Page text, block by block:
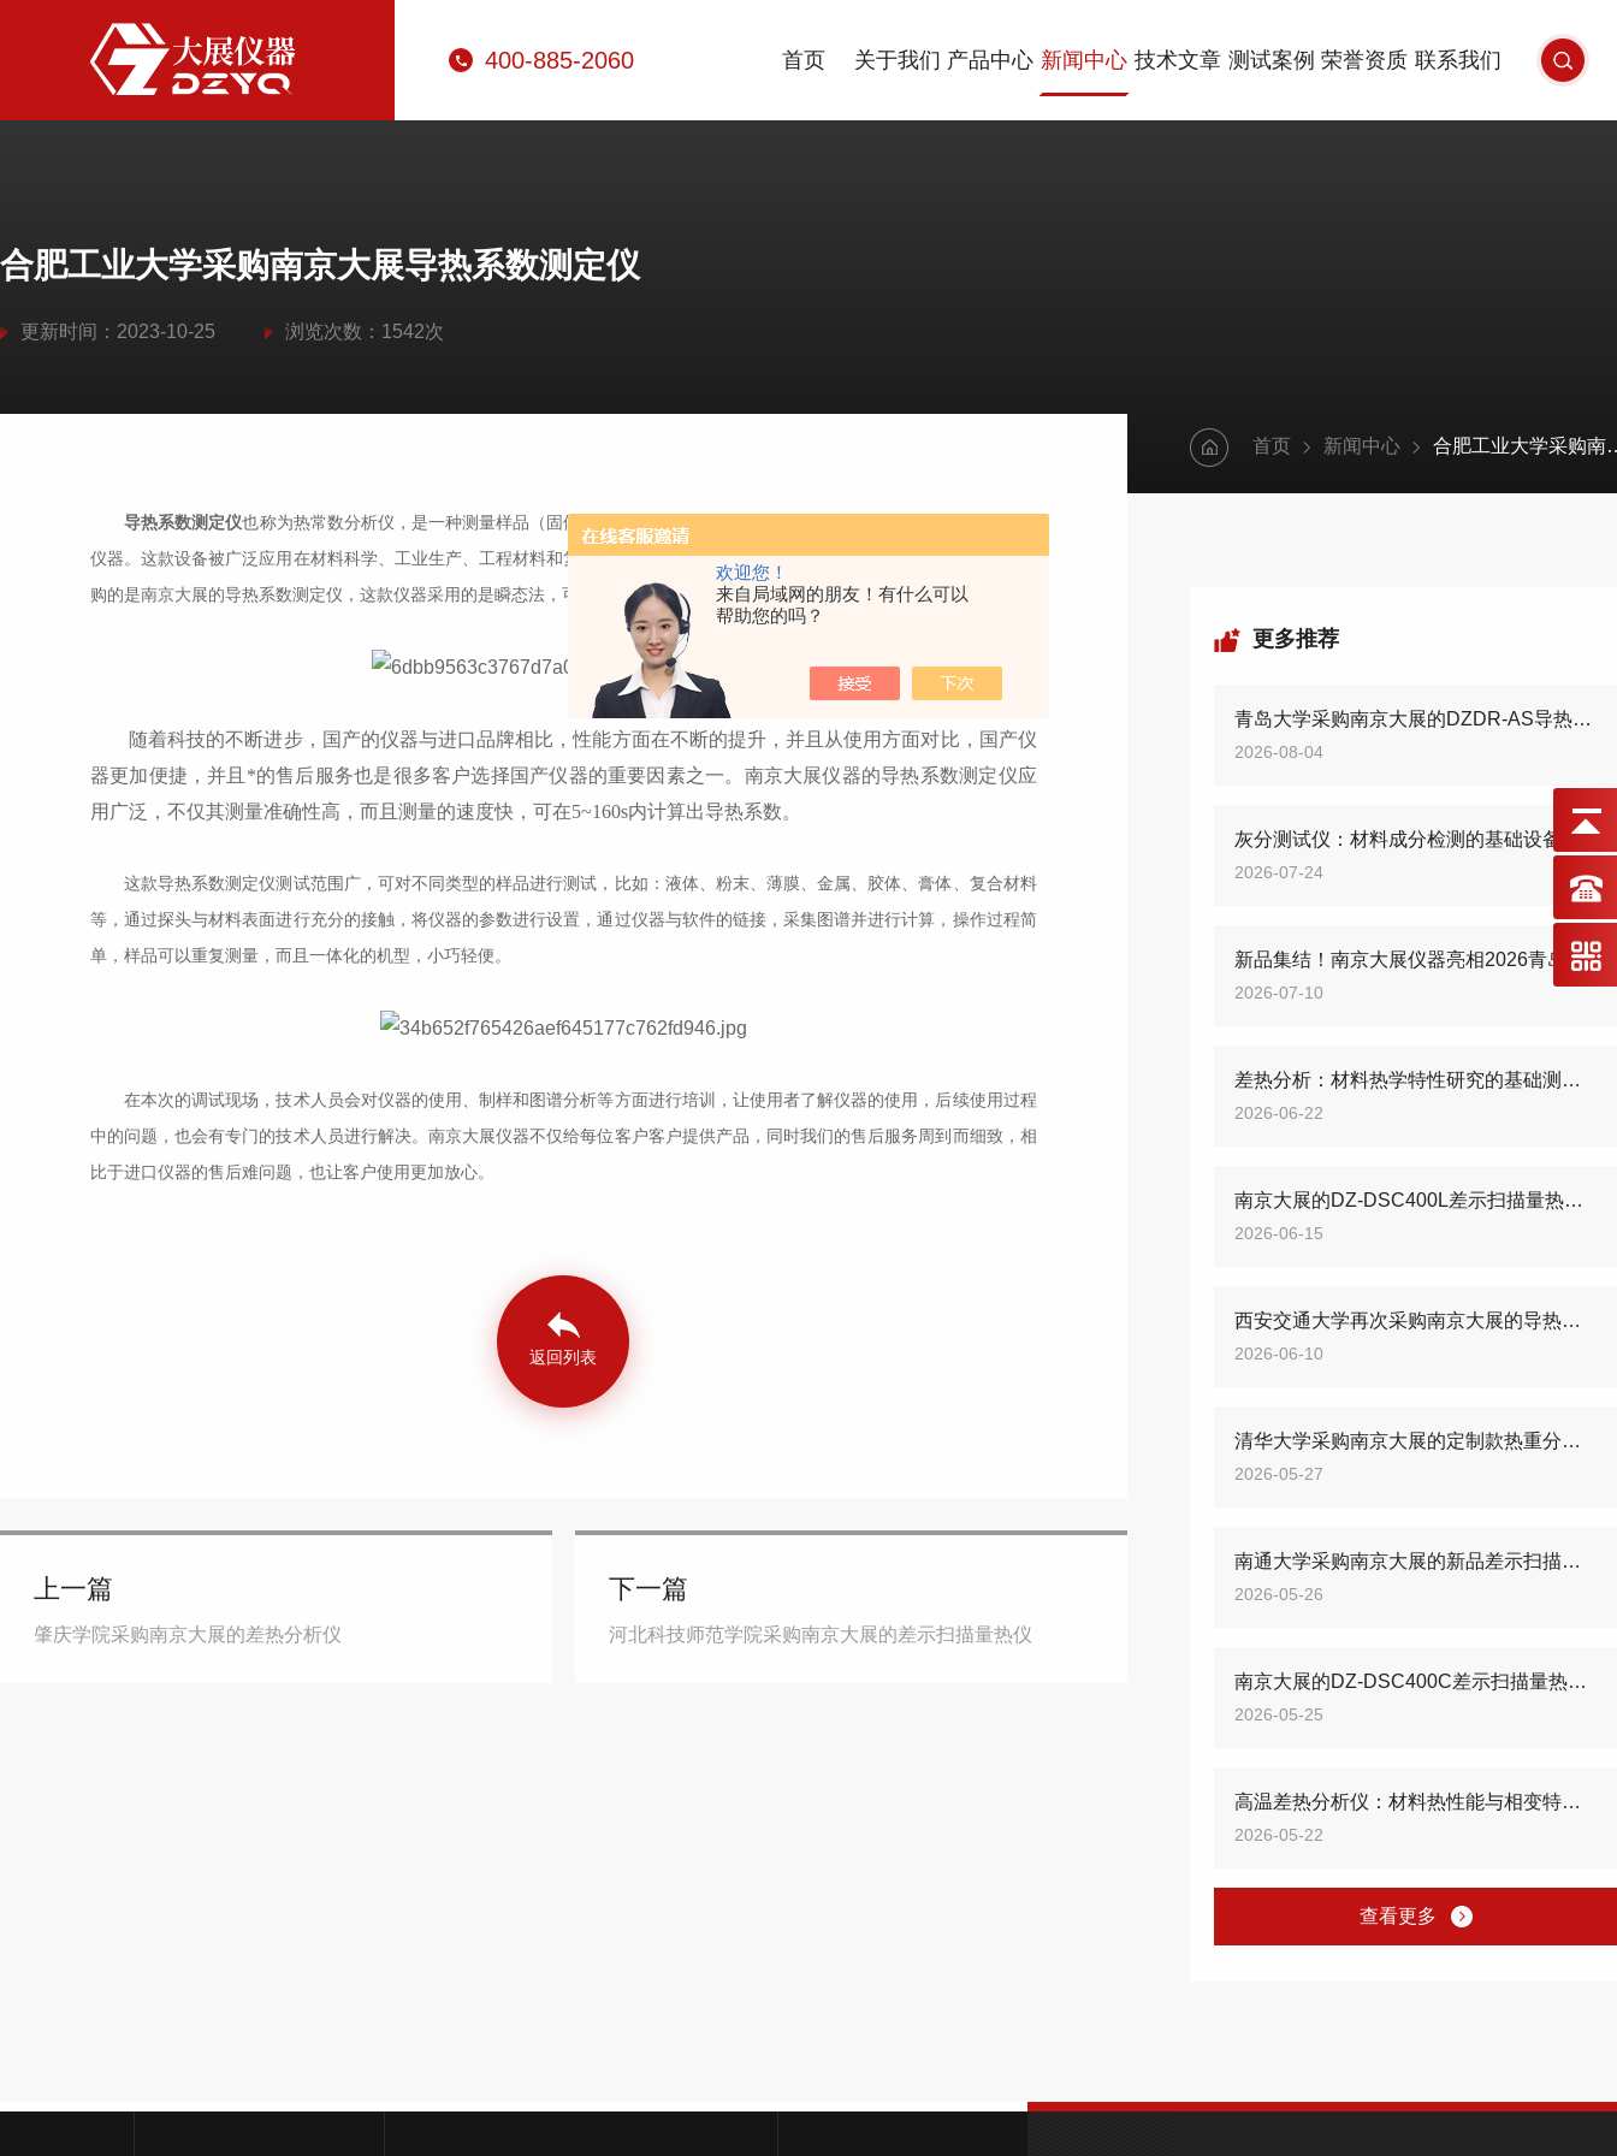
欢迎您！
来自局域网的朋友！有什么可以
帮助您的吗？
400-885-2060 首页 关于我们 产品中心 新闻中心 技术文章 测试案例 荣誉资质 联系我们
合肥工业大学采购南京大展导热系数测定仪
更新时间：2023-10-25 浏览次数：1542次
首页 新闻中心 合肥工业大学采购南京大展导热系数测定仪
更多推荐
青岛大学采购南京大展的DZDR-AS导热系数测试仪
2026-08-04
灰分测试仪：材料成分检测的基础设备
2026-07-24
新品集结！南京大展仪器亮相2026青岛国际橡塑展
2026-07-10
差热分析：材料热学特性研究的基础测试方法
2026-06-22
南京大展的DZ-DSC400L差示扫描量热仪，新品来袭
2026-06-15
西安交通大学再次采购南京大展的导热仪和差示扫描量热仪
2026-06-10
清华大学采购南京大展的定制款热重分析仪， 助力材料研究
2026-05-27
南通大学采购南京大展的新品差示扫描量热仪和热重分析仪
2026-05-26
南京大展的DZ-DSC400C差示扫描量热仪，看看有哪些新突破？
2026-05-25
高温差热分析仪：材料热性能与相变特征精准检测设备
2026-05-22
查看更多
导热系数测定仪也称为热常数分析仪，是一种测量样品（固体、液体、粉末和金属等）材料的导热系数随温度的函数关系的
仪器。这款设备被广泛应用在材料科学、工业生产、工程材料和复合材料等领域。合肥工业大学作为一所理工类的高校，本次采
购的是南京大展的导热系数测定仪，这款仪器采用的是瞬态法，可以直接获得导热系数和热扩散，测量的准确性高，操作简单。
随着科技的不断进步，国产的仪器与进口品牌相比，性能方面在不断的提升，并且从使用方面对比，国产仪
器更加便捷，并且*的售后服务也是很多客户选择国产仪器的重要因素之一。南京大展仪器的导热系数测定仪应
用广泛，不仅其测量准确性高，而且测量的速度快，可在5~160s内计算出导热系数。
这款导热系数测定仪测试范围广，可对不同类型的样品进行测试，比如：液体、粉末、薄膜、金属、胶体、膏体、复合材料
等，通过探头与材料表面进行充分的接触，将仪器的参数进行设置，通过仪器与软件的链接，采集图谱并进行计算，操作过程简
单，样品可以重复测量，而且一体化的机型，小巧轻便。
在本次的调试现场，技术人员会对仪器的使用、制样和图谱分析等方面进行培训，让使用者了解仪器的使用，后续使用过程
中的问题，也会有专门的技术人员进行解决。南京大展仪器不仅给每位客户客户提供产品，同时我们的售后服务周到而细致，相
比于进口仪器的售后难问题，也让客户使用更加放心。
返回列表
上一篇
肇庆学院采购南京大展的差热分析仪
下一篇
河北科技师范学院采购南京大展的差示扫描量热仪